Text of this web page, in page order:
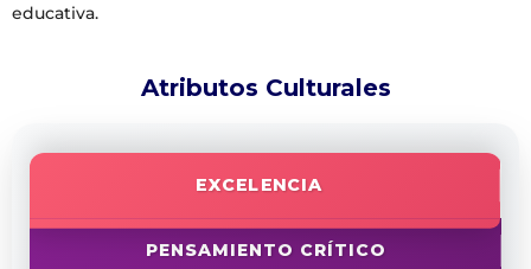
educativa.
Atributos Culturales
EXCELENCIA
PENSAMIENTO CRÍTICO